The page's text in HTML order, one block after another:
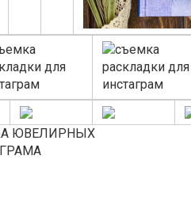
ЮВЕЛИРНЫХ